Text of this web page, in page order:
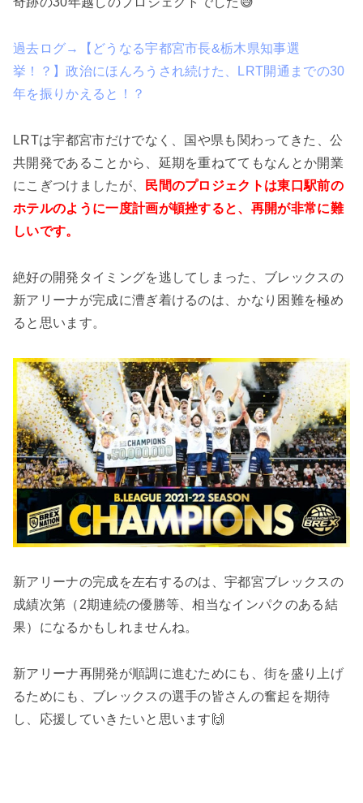
過去ログ→【どうなる宇都宮市長&栃木県知事選
挙！？】政治にほんろうされ続けた、LRT開通までの30
年を振りかえると！？
LRTは宇都宮市だけでなく、国や県も関わってきた、公
共開発であることから、延期を重ねててもなんとか開業
にこぎつけましたが、
民間のプロジェクトは東口駅前の
ホテルのように一度計画が頓挫すると、再開が非常に難
しいです。
絶好の開発タイミングを逃してしまった、ブレックスの
新アリーナが完成に漕ぎ着けるのは、かなり困難を極め
ると思います。
新アリーナの完成を左右するのは、宇都宮ブレックスの
成績次第（2期連続の優勝等、相当なインパクのある結
果）になるかもしれませんね。
新アリーナ再開発が順調に進むためにも、街を盛り上げ
るためにも、ブレックスの選手の皆さんの奮起を期待
し、応援していきたいと思います🙌